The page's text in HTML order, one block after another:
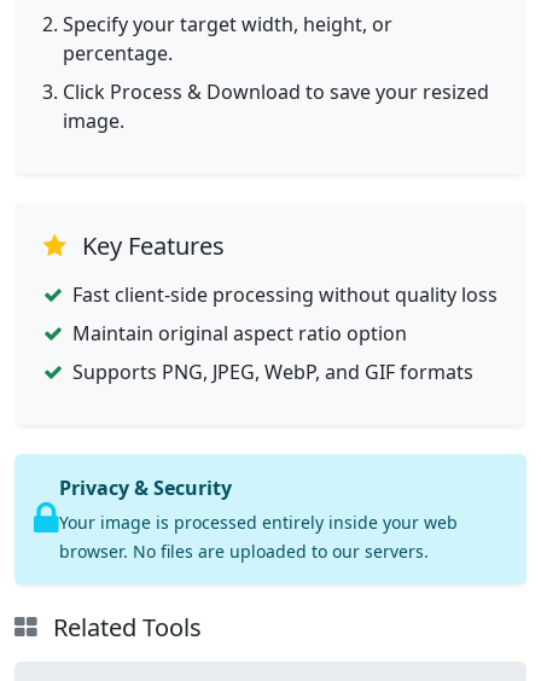
Specify your target width, height, or
percentage.
Click Process & Download to save your resized
image.
Key Features
Fast client-side processing without quality loss
Maintain original aspect ratio option
Supports PNG, JPEG, WebP, and GIF formats
Privacy & Security
Your image is processed entirely inside your web
browser. No files are uploaded to our servers.
Related Tools